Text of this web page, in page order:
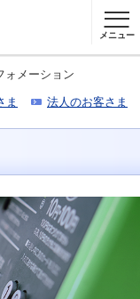
メニュー
ォメーション
ま 法人のお客さま